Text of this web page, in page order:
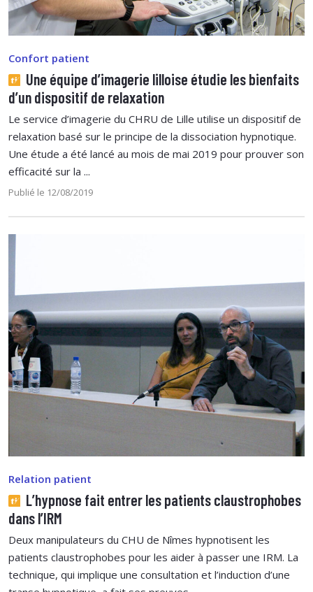
Confort patient
Une équipe d’imagerie lilloise étudie les bienfaits
d’un dispositif de relaxation
Le service d’imagerie du CHRU de Lille utilise un dispositif de
relaxation basé sur le principe de la dissociation hypnotique.
Une étude a été lancé au mois de mai 2019 pour prouver son
efficacité sur la ...
Publié le 12/08/2019
Relation patient
L’hypnose fait entrer les patients claustrophobes
dans l’IRM
Deux manipulateurs du CHU de Nîmes hypnotisent les
patients claustrophobes pour les aider à passer une IRM. La
technique, qui implique une consultation et l’induction d’une